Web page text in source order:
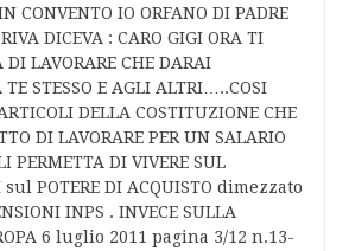
CONVENTO IO ORFANO DI PADRE
DICEVA : CARO GIGI ORA TI
DI LAVORARE CHE DARAI
TE STESSO E AGLI ALTRI…..COSI
DELLA COSTITUZIONE CHE
DI LAVORARE PER UN SALARIO
PERMETTA DI VIVERE SUL
sul POTERE DI ACQUISTO dimezzato
INPS . INVECE SULLA
6 luglio 2011 pagina 3/12 n.13-